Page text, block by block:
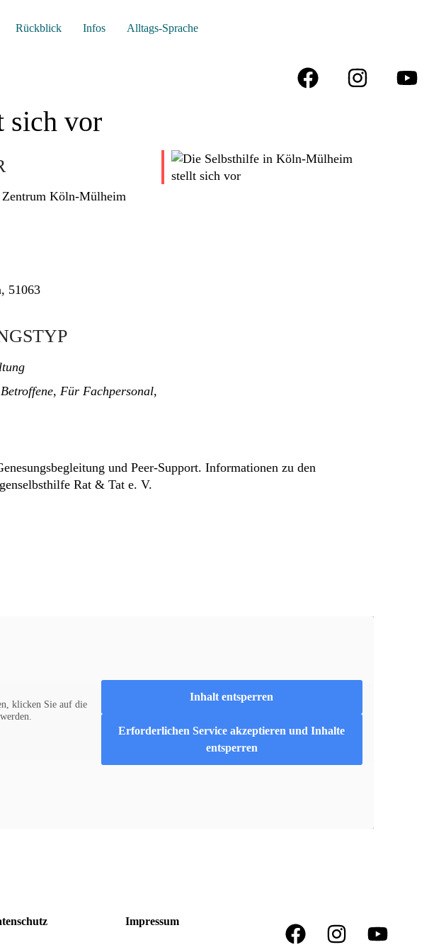
Rückblick Infos Alltags-Sprache
sich vor
Zentrum Köln-Mülheim
51063
, Für Fachpersonal,
und Peer-Support. Informationen zu den
Rat & Tat e. V.
klicken Sie auf die
Inhalt entsperren
Erforderlichen Service akzeptieren und Inhalte
entsperren
Impressum